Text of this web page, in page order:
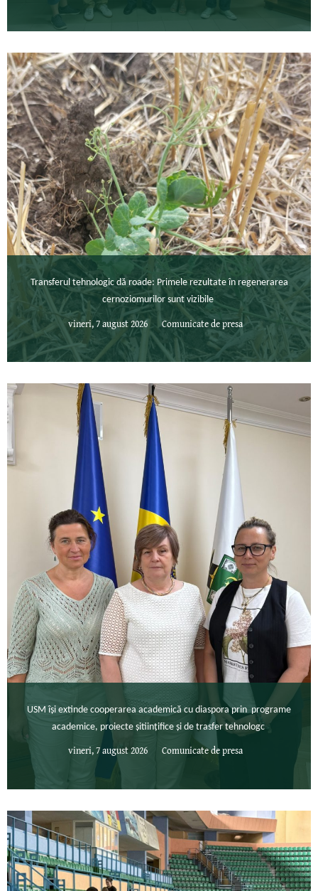
Transferul tehnologic dă roade: Primele rezultate în regenerarea
cernoziomurilor sunt vizibile
vineri, 7 august 2026 Comunicate de presa
USM își extinde cooperarea academică cu diaspora prin programe
academice, proiecte șitiințifice și de trasfer tehnologc
vineri, 7 august 2026 Comunicate de presa